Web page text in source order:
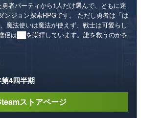
勇者パーティから1人だけ選んで、ともに迷
ンジョン探索RPGです。 ただし勇者は「は
魔法使いは魔法が使えず、戦士は可愛らし
侶は██を崇拝しています。誰を救うのかを
4四半期
ストアページ